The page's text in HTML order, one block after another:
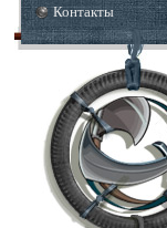
Контакты